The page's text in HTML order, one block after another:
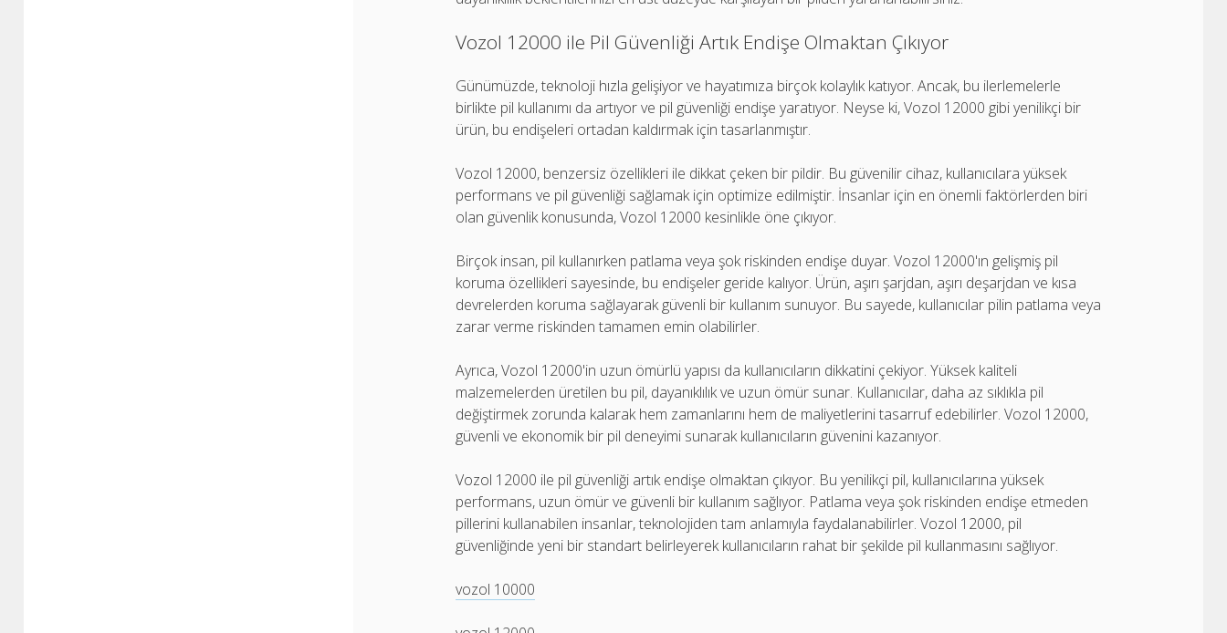
Vozol 12000 ile Pil Güvenliği Artık Endişe Olmaktan Çıkıyor
Günümüzde, teknoloji hızla gelişiyor ve hayatımıza birçok kolaylık katıyor. Ancak, bu ilerlemelerle
birlikte pil kullanımı da artıyor ve pil güvenliği endişe yaratıyor. Neyse ki, Vozol 12000 gibi yenilikçi bir
ürün, bu endişeleri ortadan kaldırmak için tasarlanmıştır.
Vozol 12000, benzersiz özellikleri ile dikkat çeken bir pildir. Bu güvenilir cihaz, kullanıcılara yüksek
performans ve pil güvenliği sağlamak için optimize edilmiştir. İnsanlar için en önemli faktörlerden biri
olan güvenlik konusunda, Vozol 12000 kesinlikle öne çıkıyor.
Birçok insan, pil kullanırken patlama veya şok riskinden endişe duyar. Vozol 12000'ın gelişmiş pil
koruma özellikleri sayesinde, bu endişeler geride kalıyor. Ürün, aşırı şarjdan, aşırı deşarjdan ve kısa
devrelerden koruma sağlayarak güvenli bir kullanım sunuyor. Bu sayede, kullanıcılar pilin patlama veya
zarar verme riskinden tamamen emin olabilirler.
Ayrıca, Vozol 12000'in uzun ömürlü yapısı da kullanıcıların dikkatini çekiyor. Yüksek kaliteli
malzemelerden üretilen bu pil, dayanıklılık ve uzun ömür sunar. Kullanıcılar, daha az sıklıkla pil
değiştirmek zorunda kalarak hem zamanlarını hem de maliyetlerini tasarruf edebilirler. Vozol 12000,
güvenli ve ekonomik bir pil deneyimi sunarak kullanıcıların güvenini kazanıyor.
Vozol 12000 ile pil güvenliği artık endişe olmaktan çıkıyor. Bu yenilikçi pil, kullanıcılarına yüksek
performans, uzun ömür ve güvenli bir kullanım sağlıyor. Patlama veya şok riskinden endişe etmeden
pillerini kullanabilen insanlar, teknolojiden tam anlamıyla faydalanabilirler. Vozol 12000, pil
güvenliğinde yeni bir standart belirleyerek kullanıcıların rahat bir şekilde pil kullanmasını sağlıyor.
vozol 10000